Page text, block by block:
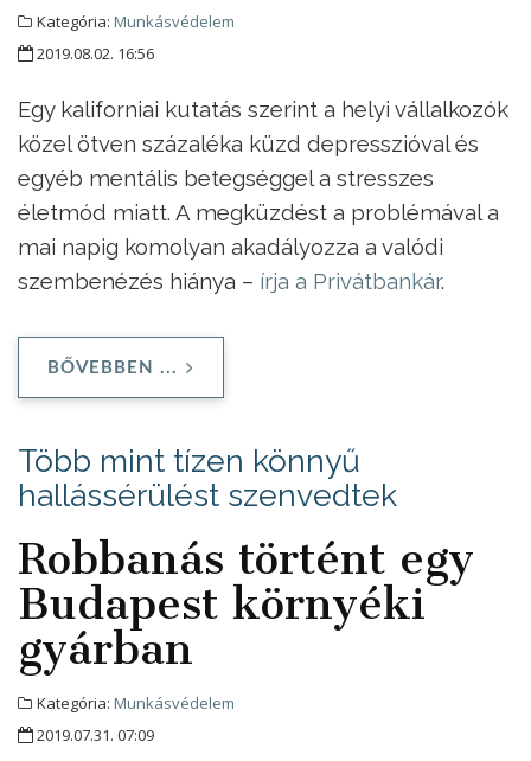
Kategória: Munkásvédelem
2019.08.02. 16:56
Egy kaliforniai kutatás szerint a helyi vállalkozók
közel ötven százaléka küzd depresszióval és
egyéb mentális betegséggel a stresszes
életmód miatt. A megküzdést a problémával a
mai napig komolyan akadályozza a valódi
szembenézés hiánya – írja a Privátbankár.
BŐVEBBEN ...
Több mint tízen könnyű
hallássérülést szenvedtek
Robbanás történt egy
Budapest környéki
gyárban
Kategória: Munkásvédelem
2019.07.31. 07:09